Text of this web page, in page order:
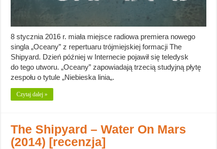
8 stycznia 2016 r. miała miejsce radiowa premiera nowego
singla „Oceany” z repertuaru trójmiejskiej formacji The
Shipyard. Dzień później w Internecie pojawił się teledysk
do tego utworu. „Oceany” zapowiadają trzecią studyjną płytę
zespołu o tytule „Niebieska linia„.
Czytaj dalej »
The Shipyard – Water On Mars
(2014) [recenzja]